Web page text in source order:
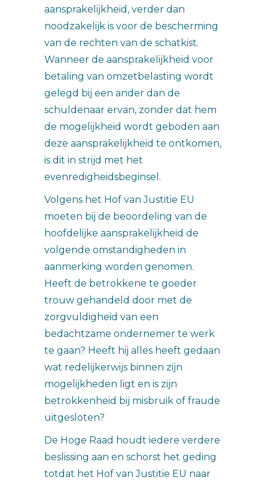
aansprakelijkheid, verder dan
noodzakelijk is voor de bescherming
van de rechten van de schatkist.
Wanneer de aansprakelijkheid voor
betaling van omzetbelasting wordt
gelegd bij een ander dan de
schuldenaar ervan, zonder dat hem
de mogelijkheid wordt geboden aan
deze aansprakelijkheid te ontkomen,
is dit in strijd met het
evenredigheidsbeginsel.
Volgens het Hof van Justitie EU
moeten bij de beoordeling van de
hoofdelijke aansprakelijkheid de
volgende omstandigheden in
aanmerking worden genomen.
Heeft de betrokkene te goeder
trouw gehandeld door met de
zorgvuldigheid van een
bedachtzame ondernemer te werk
te gaan? Heeft hij alles heeft gedaan
wat redelijkerwijs binnen zijn
mogelijkheden ligt en is zijn
betrokkenheid bij misbruik of fraude
uitgesloten?
De Hoge Raad houdt iedere verdere
beslissing aan en schorst het geding
totdat het Hof van Justitie EU naar